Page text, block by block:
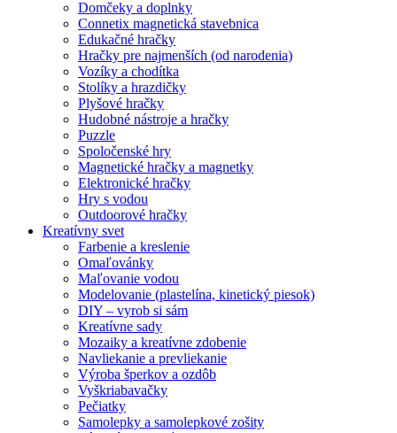
Domčeky a doplnky
Connetix magnetická stavebnica
Edukačné hračky
Hračky pre najmenších (od narodenia)
Vozíky a chodítka
Stolíky a hrazdičky
Plyšové hračky
Hudobné nástroje a hračky
Puzzle
Spoločenské hry
Magnetické hračky a magnetky
Elektronické hračky
Hry s vodou
Outdoorové hračky
Kreatívny svet
Farbenie a kreslenie
Omaľovánky
Maľovanie vodou
Modelovanie (plastelína, kinetický piesok)
DIY – vyrob si sám
Kreatívne sady
Mozaiky a kreatívne zdobenie
Navliekanie a prevliekanie
Výroba šperkov a ozdôb
Vyškriabavačky
Pečiatky
Samolepky a samolepkové zošity